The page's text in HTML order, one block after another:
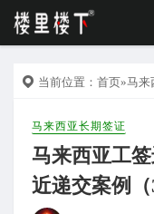
当前位置： 首页»马来
马来西亚长期签证
马来西亚工
近递交案例（